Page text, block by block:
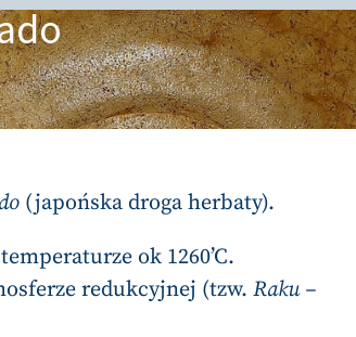
(japońska droga herbaty).
ok 1260’C.
redukcyjnej (tzw. Raku –